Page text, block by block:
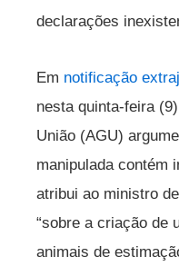
declarações
Em notificação
nesta quinta-feira
União (AGU)
manipulada contém
atribui ao ministro
“sobre a criação de
animais de